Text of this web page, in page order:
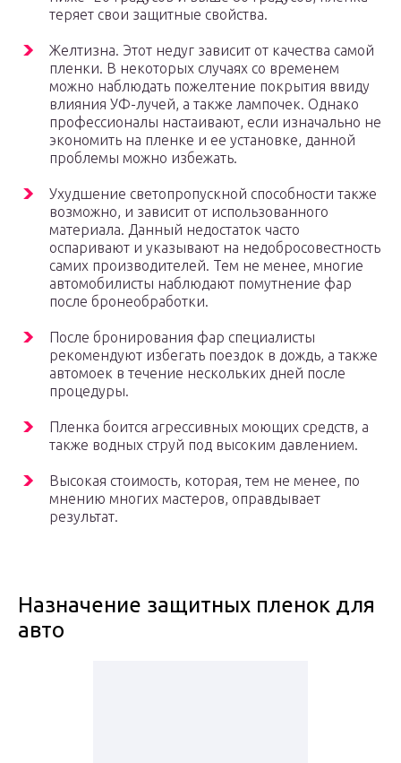
теряет свои защитные свойства.
Желтизна. Этот недуг зависит от качества самой
пленки. В некоторых случаях со временем
можно наблюдать пожелтение покрытия ввиду
влияния УФ-лучей, а также лампочек. Однако
профессионалы настаивают, если изначально не
экономить на пленке и ее установке, данной
проблемы можно избежать.
Ухудшение светопропускной способности также
возможно, и зависит от использованного
материала. Данный недостаток часто
оспаривают и указывают на недобросовестность
самих производителей. Тем не менее, многие
автомобилисты наблюдают помутнение фар
после бронеобработки.
После бронирования фар специалисты
рекомендуют избегать поездок в дождь, а также
автомоек в течение нескольких дней после
процедуры.
Пленка боится агрессивных моющих средств, а
также водных струй под высоким давлением.
Высокая стоимость, которая, тем не менее, по
мнению многих мастеров, оправдывает
результат.
Назначение защитных пленок для
авто